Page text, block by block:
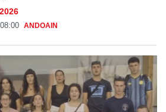
ANDOAIN